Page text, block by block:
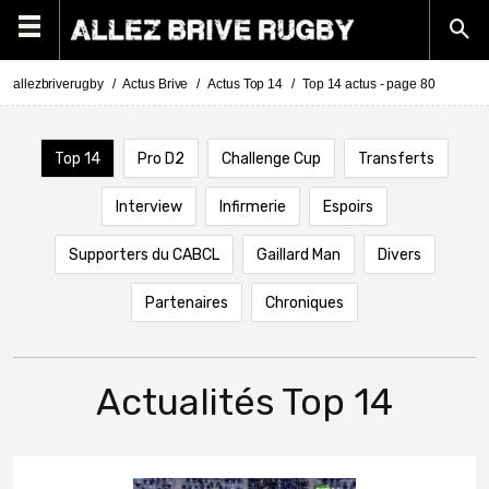
allezbriverugby Actus Brive Actus Top 14 Top 14 actus - page 80
Top 14 Pro D2 Challenge Cup Transferts
Interview Infirmerie Espoirs
Supporters du CABCL Gaillard Man Divers
Partenaires Chroniques
Actualités Top 14